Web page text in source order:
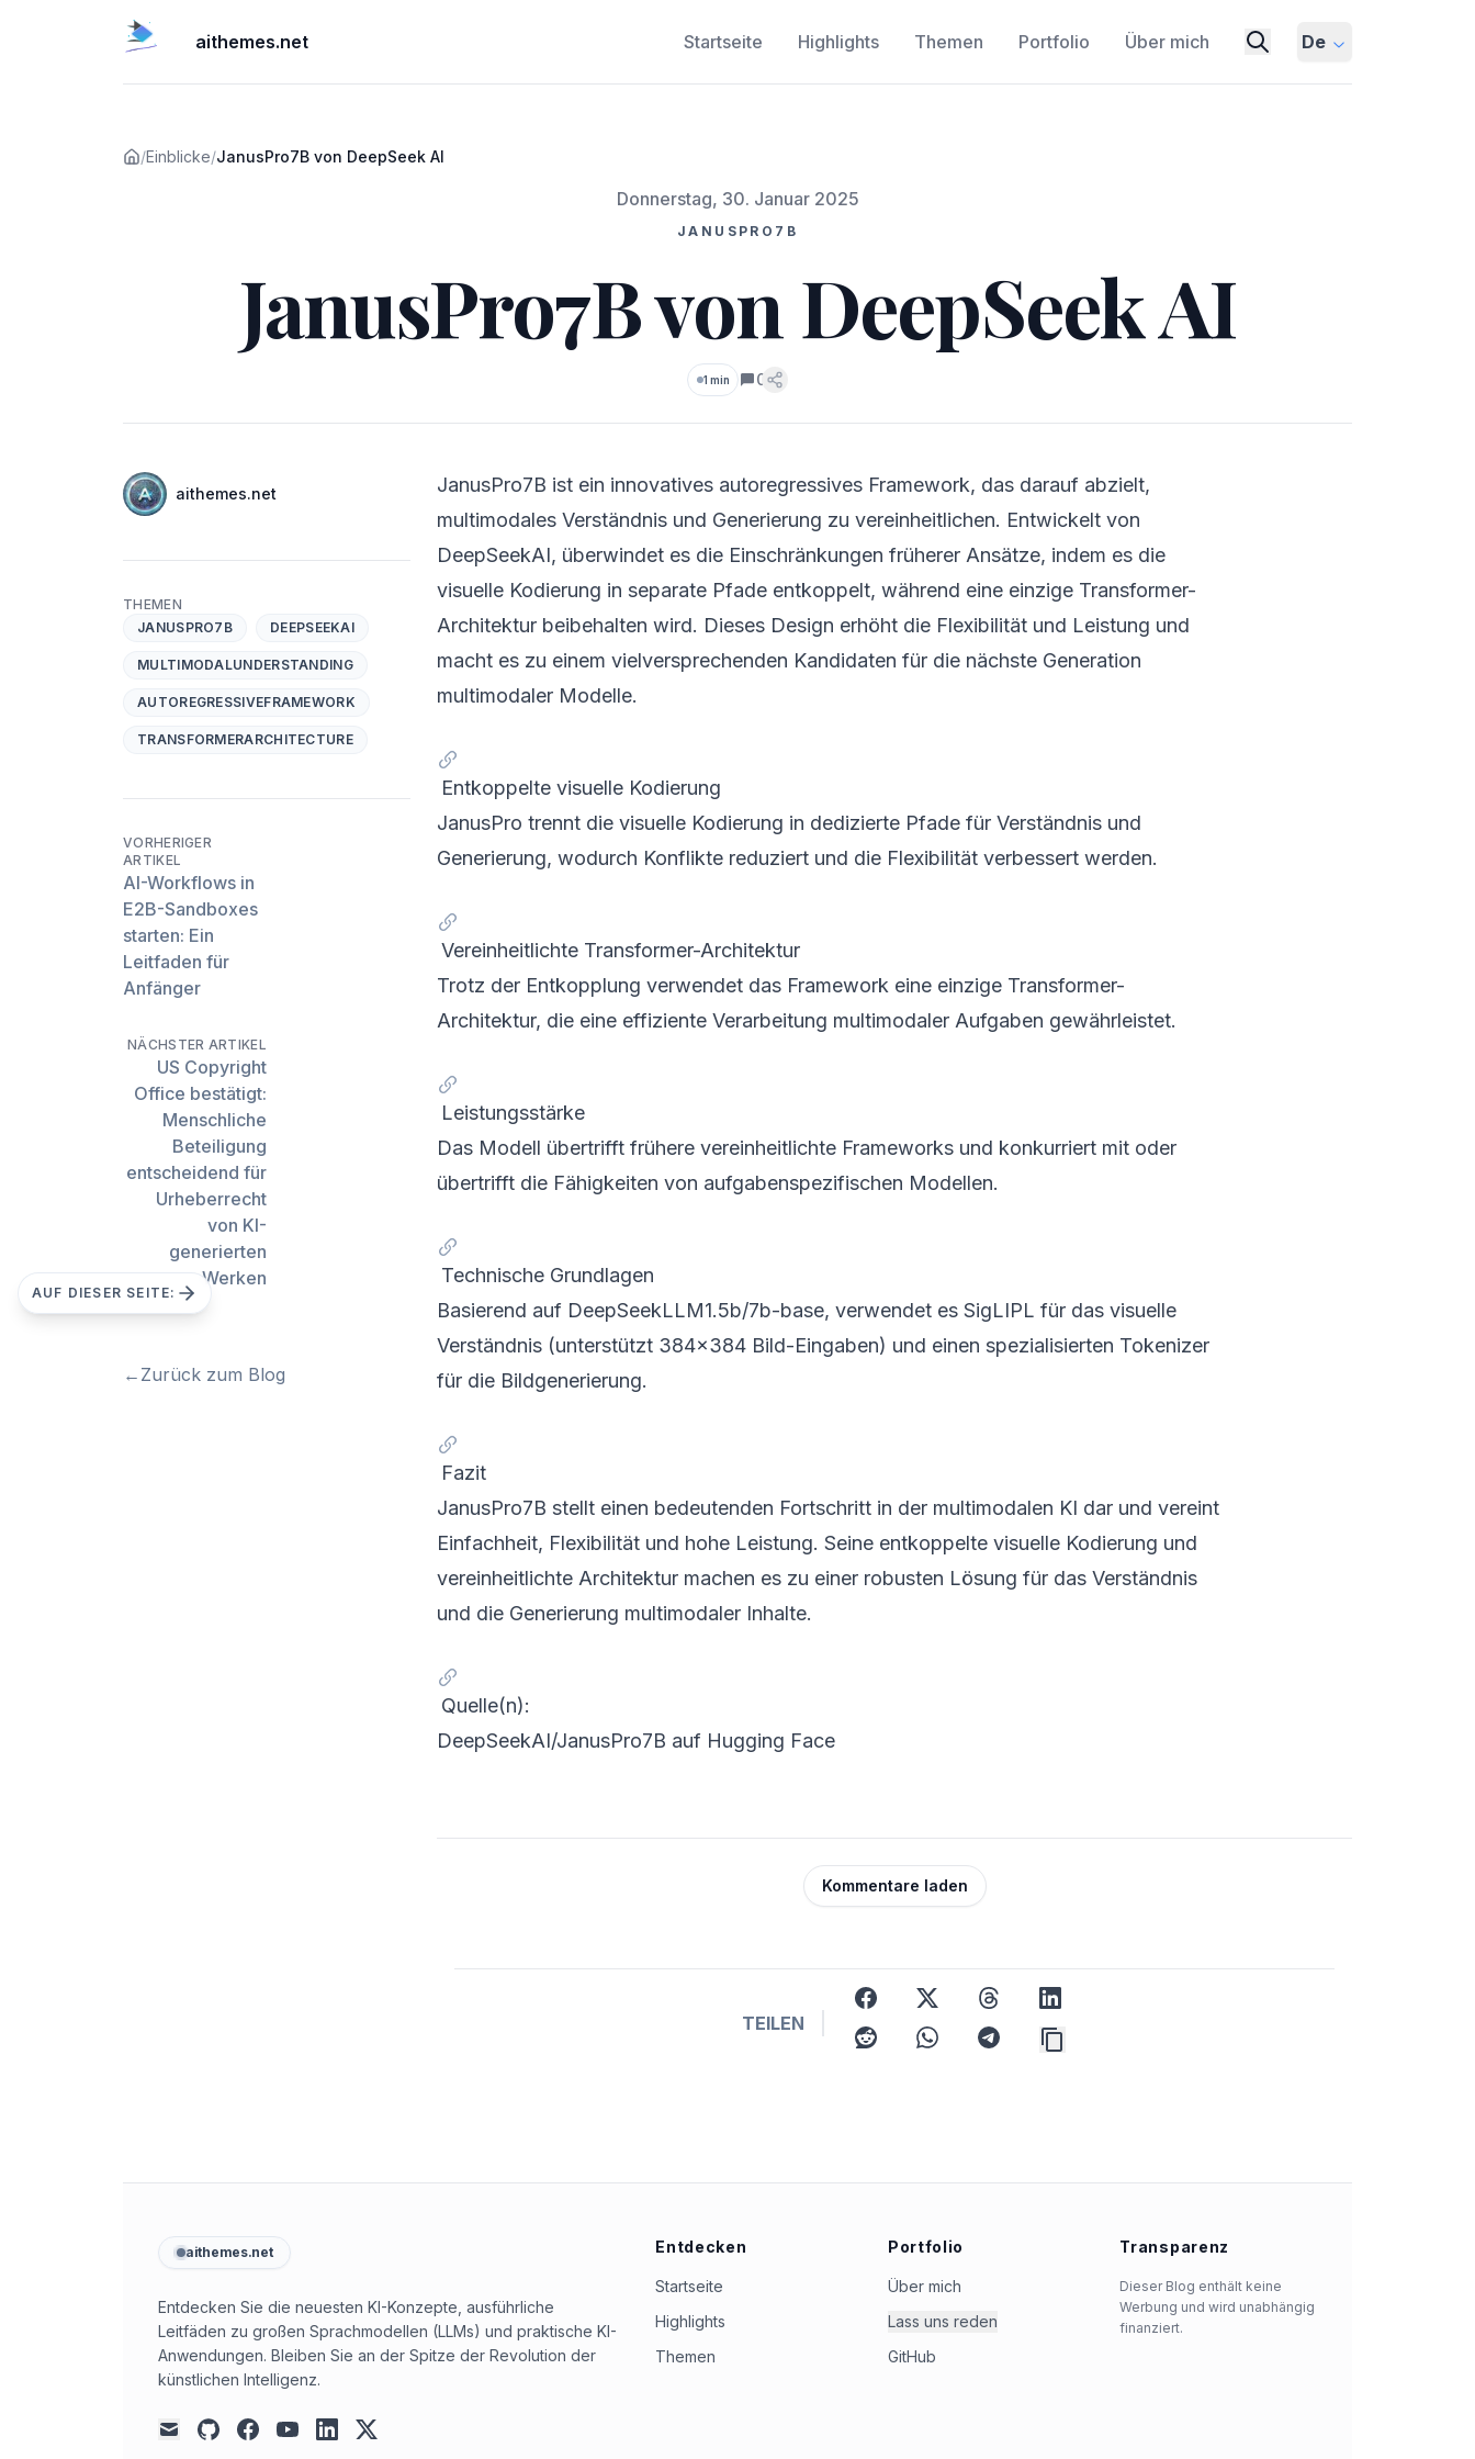
aithemes.net Startseite Highlights Themen Portfolio Über mich De
AUF DIESER SEITE:
/Einblicke/JanusPro7B von DeepSeek AI
Donnerstag, 30. Januar 2025
JANUSPRO7B
JanusPro7B von DeepSeek AI
1 min 0
Kommentare
AutorenName
aithemes.net
JanusPro7B ist ein innovatives autoregressives Framework, das darauf abzielt,
multimodales Verständnis und Generierung zu vereinheitlichen. Entwickelt von
DeepSeekAI, überwindet es die Einschränkungen früherer Ansätze, indem es die
visuelle Kodierung in separate Pfade entkoppelt, während eine einzige Transformer-
Architektur beibehalten wird. Dieses Design erhöht die Flexibilität und Leistung und
macht es zu einem vielversprechenden Kandidaten für die nächste Generation
multimodaler Modelle.
Entkoppelte visuelle Kodierung
JanusPro trennt die visuelle Kodierung in dedizierte Pfade für Verständnis und
Generierung, wodurch Konflikte reduziert und die Flexibilität verbessert werden.
Vereinheitlichte Transformer-Architektur
Trotz der Entkopplung verwendet das Framework eine einzige Transformer-
Architektur, die eine effiziente Verarbeitung multimodaler Aufgaben gewährleistet.
Leistungsstärke
Das Modell übertrifft frühere vereinheitlichte Frameworks und konkurriert mit oder
übertrifft die Fähigkeiten von aufgabenspezifischen Modellen.
Technische Grundlagen
Basierend auf DeepSeekLLM1.5b/7b-base, verwendet es SigLIPL für das visuelle
Verständnis (unterstützt 384x384 Bild-Eingaben) und einen spezialisierten Tokenizer
für die Bildgenerierung.
Fazit
JanusPro7B stellt einen bedeutenden Fortschritt in der multimodalen KI dar und vereint
Einfachheit, Flexibilität und hohe Leistung. Seine entkoppelte visuelle Kodierung und
vereinheitlichte Architektur machen es zu einer robusten Lösung für das Verständnis
und die Generierung multimodaler Inhalte.
Quelle(n):
DeepSeekAI/JanusPro7B auf Hugging Face
Kommentare laden
TEILEN
facebook
x threads linkedin
reddit whatsapptelegram
THEMEN
JANUSPRO7B
DEEPSEEKAI
MULTIMODALUNDERSTANDING
AUTOREGRESSIVEFRAMEWORK
TRANSFORMERARCHITECTURE
VORHERIGER
ARTIKEL
AI-Workflows in
E2B-Sandboxes
starten: Ein
Leitfaden für
Anfänger
NÄCHSTER ARTIKEL
US Copyright
Office bestätigt:
Menschliche
Beteiligung
entscheidend für
Urheberrecht
von KI-
generierten
Werken
← Zurück zum Blog
aithemes.net
Entdecken Sie die neuesten KI-Konzepte, ausführliche
Leitfäden zu großen Sprachmodellen (LLMs) und praktische KI-
Anwendungen. Bleiben Sie an der Spitze der Revolution der
künstlichen Intelligenz.
mail
githubfacebookyoutubelinkedin
x
Entdecken
Startseite
Highlights
Themen
Portfolio
Über mich
Lass uns reden
GitHub
Transparenz
Dieser Blog enthält keine
Werbung und wird unabhängig
finanziert.